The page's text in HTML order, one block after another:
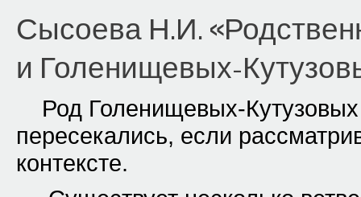
Сысоева Н.И.
и Голенищевых-
Род Голенищевых-
пересекались, если
контексте.